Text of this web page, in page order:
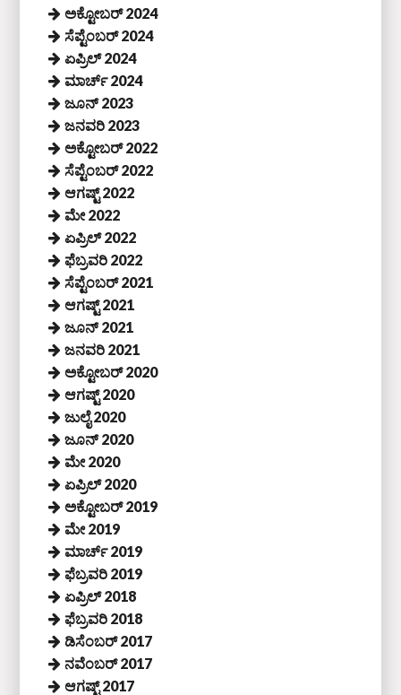
ಅಕ್ಟೋಬರ್ 2024
ಸೆಪ್ಟೆಂಬರ್ 2024
ಏಪ್ರಿಲ್ 2024
ಮಾರ್ಚ್ 2024
ಜೂನ್ 2023
ಜನವರಿ 2023
ಅಕ್ಟೋಬರ್ 2022
ಸೆಪ್ಟೆಂಬರ್ 2022
ಆಗಷ್ಟ್ 2022
ಮೇ 2022
ಏಪ್ರಿಲ್ 2022
ಫೆಬ್ರವರಿ 2022
ಸೆಪ್ಟೆಂಬರ್ 2021
ಆಗಷ್ಟ್ 2021
ಜೂನ್ 2021
ಜನವರಿ 2021
ಅಕ್ಟೋಬರ್ 2020
ಆಗಷ್ಟ್ 2020
ಜುಲೈ 2020
ಜೂನ್ 2020
ಮೇ 2020
ಏಪ್ರಿಲ್ 2020
ಅಕ್ಟೋಬರ್ 2019
ಮೇ 2019
ಮಾರ್ಚ್ 2019
ಫೆಬ್ರವರಿ 2019
ಏಪ್ರಿಲ್ 2018
ಫೆಬ್ರವರಿ 2018
ಡಿಸೆಂಬರ್ 2017
ನವೆಂಬರ್ 2017
ಆಗಷ್ಟ್ 2017